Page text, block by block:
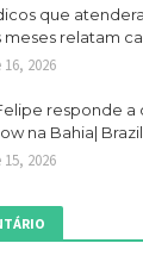
que
meses relatam
2026
responde a
na Bahia|
2026